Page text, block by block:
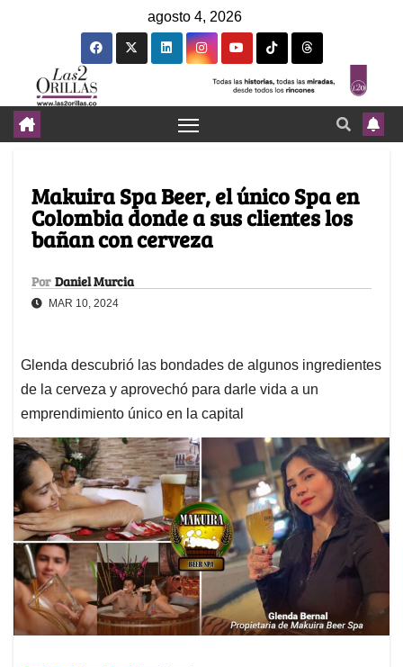
agosto 4, 2026
Makuira Spa Beer, el único Spa en
Colombia donde a sus clientes los
bañan con cerveza
Por Daniel Murcia
MAR 10, 2024
Glenda descubrió las bondades de algunos ingredientes
de la cerveza y aprovechó para darle vida a un
emprendimiento único en la capital